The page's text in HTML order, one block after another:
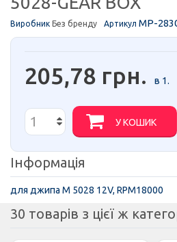
Виробник Без бренду Артикул MP-
205,78 грн. в 1.
У КОШИК
Інформація
для джипа M 5028 12V, RPM18000
30 товарів з цієї ж